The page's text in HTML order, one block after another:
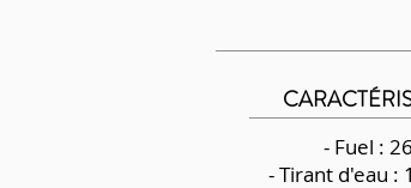
- Fuel :
-Tirant d'eau :